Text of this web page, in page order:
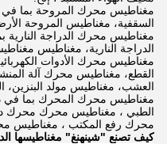
مغناطيس محرك المروحة بما
السقفية، مغناطيس المروحة
مغناطيس محرك الدراجة
الدراجة النارية، مغناطيس
مغناطيس محرك الأدوات
القطع، مغناطيس محرك آلة
العشب، مغناطيس مولد البنزين،
مغناطيس محرك المحرك بما
الطبي ، مغناطيس محرك محرك
محرك رفع المكتب ، مغناطيس
كيف تصنع "شينهنغ" مغناطيسها